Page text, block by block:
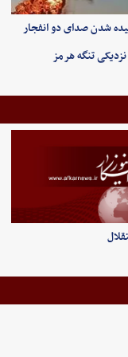
شدن صدای دو انفجار
تنگه هرمز